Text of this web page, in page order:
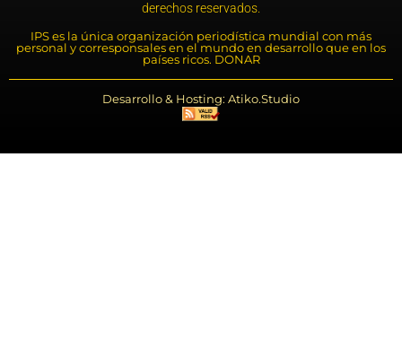
derechos reservados.
IPS es la única organización periodística mundial con más
personal y corresponsales en el mundo en desarrollo que en los
países ricos. DONAR
Desarrollo & Hosting: Atiko.Studio